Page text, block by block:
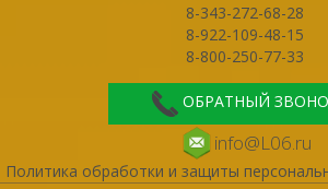
8-343-272-68-28
8-922-109-48-15
8-800-250-77-33
ОБРАТНЫЙ
info@L06.ru
Политика обработки и защиты